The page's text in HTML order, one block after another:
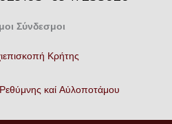
Σύνδεσμοι
Κρήτης
καί Αὐλοποτάμου